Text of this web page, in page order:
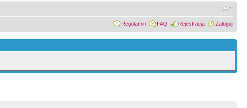
Regulamin FAQ Rejestracja Zaloguj